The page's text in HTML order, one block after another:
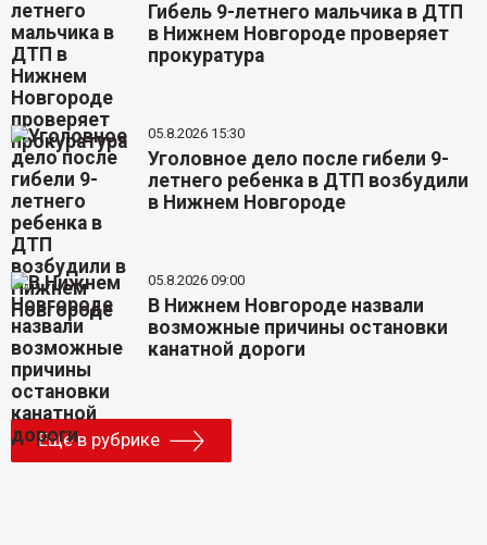
Гибель 9-летнего мальчика в ДТП
в Нижнем Новгороде проверяет
прокуратура
05.8.2026 15:30
Уголовное дело после гибели 9-
летнего ребенка в ДТП возбудили
в Нижнем Новгороде
05.8.2026 09:00
В Нижнем Новгороде назвали
возможные причины остановки
канатной дороги
Еще в рубрике